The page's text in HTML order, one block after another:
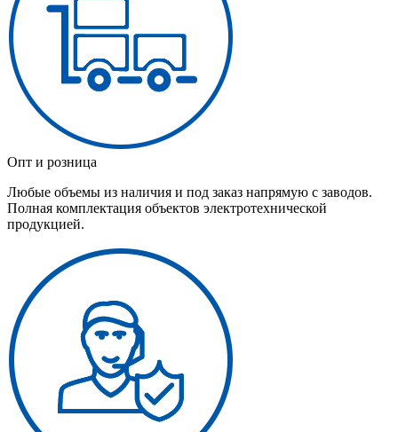
Опт и розница
Любые объемы из наличия и под заказ напрямую с заводов.
Полная комплектация объектов электротехнической
продукцией.